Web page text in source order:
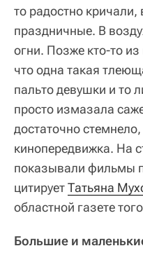
то радостно
праздничные. В
огни. Позже кто-то
что одна такая
пальто девушки и то
просто измазала
достаточно
кинопередвижка. На
показывали фильмы
цитируетТатьяна
областной газете
Большие и